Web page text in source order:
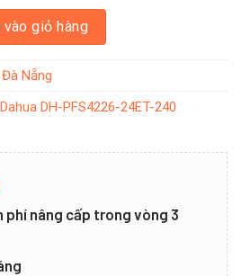
DH-PFS4226-24ET-240 số lượng
vào giỏ hàng
Nẵng
DH-PFS4226-24ET-240
phí nâng cấp trong vòng 3